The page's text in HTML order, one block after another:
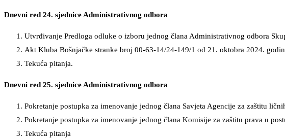
Dnevni red 24. sjednice Administrativnog odbora
Utvrđivanje Predloga odluke o izboru jednog člana Administrativnog odbora
Akt Kluba Bošnjačke stranke broj 00-63-14/24-149/1 od 21. oktobra 2024.
Tekuća pitanja.
Dnevni red 25. sjednice Administrativnog odbora
Pokretanje postupka za imenovanje jednog člana Savjeta Agencije za zaštitu
Pokretanje postupka za imenovanje jednog člana Komisije za zaštitu prava u
Tekuća pitanja